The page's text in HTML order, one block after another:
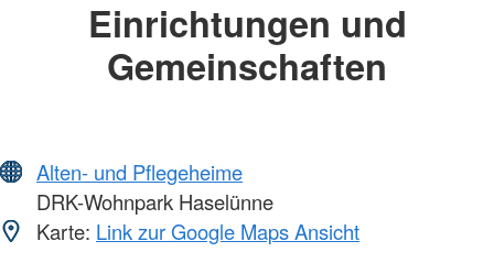
Einrichtungen und
Gemeinschaften
Alten- und Pflegeheime
DRK-Wohnpark Haselünne
Karte: Link zur Google Maps Ansicht